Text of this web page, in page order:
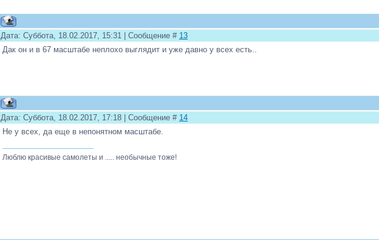
Дата: Суббота, 18.02.2017, 15:31 | Сообщение # 13
Дак он и в 67 масштабе неплохо выглядит и уже давно у всех есть..
Дата: Суббота, 18.02.2017, 17:18 | Сообщение # 14
Не у всех, да еще в непонятном масштабе.
Люблю красивые самолеты и ..... необычные тоже!